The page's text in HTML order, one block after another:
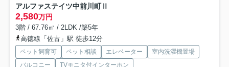
アルファステイツ中前川町Ⅱ
2,580万円
3階 / 67.76㎡ / 2LDK /築5年
高徳線「佐古」駅 徒歩12分
ペット飼育可 ペット相談 エレベーター
室内洗濯機置場
バルコニー
TVモニタ付インターホン